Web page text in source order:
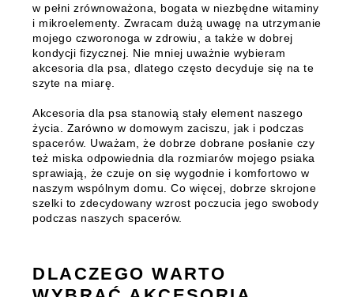
w pełni zrównoważona, bogata w niezbędne witaminy
i mikroelementy. Zwracam dużą uwagę na utrzymanie
mojego czworonoga w zdrowiu, a także w dobrej
kondycji fizycznej. Nie mniej uważnie wybieram
akcesoria dla psa, dlatego często decyduje się na te
szyte na miarę.
Akcesoria dla psa stanowią stały element naszego
życia. Zarówno w domowym zaciszu, jak i podczas
spacerów. Uważam, że dobrze dobrane posłanie czy
też miska odpowiednia dla rozmiarów mojego psiaka
sprawiają, że czuje on się wygodnie i komfortowo w
naszym wspólnym domu. Co więcej, dobrze skrojone
szelki to zdecydowany wzrost poczucia jego swobody
podczas naszych spacerów.
DLACZEGO WARTO